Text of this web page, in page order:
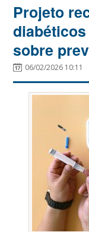
Projeto
sobre
06/02/2026 10:11